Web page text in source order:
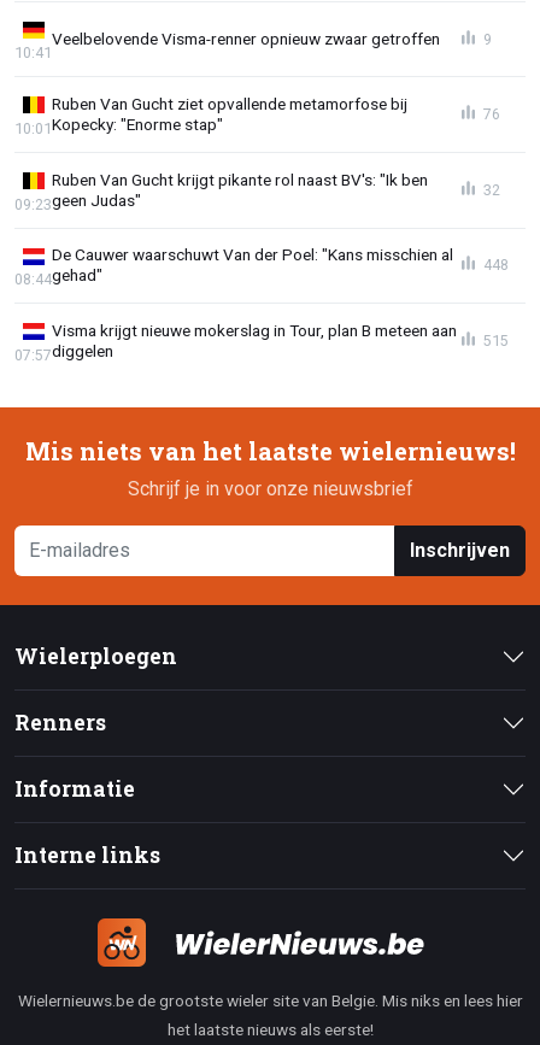
Veelbelovende Visma-renner opnieuw zwaar getroffen
10:41
9
Ruben Van Gucht ziet opvallende metamorfose bij
Kopecky: "Enorme stap"
10:01
76
Ruben Van Gucht krijgt pikante rol naast BV's: "Ik ben
geen Judas"
09:23
32
De Cauwer waarschuwt Van der Poel: "Kans misschien al
gehad"
08:44
448
Visma krijgt nieuwe mokerslag in Tour, plan B meteen aan
diggelen
07:57
515
Mis niets van het laatste wielernieuws!
Schrijf je in voor onze nieuwsbrief
Inschrijven
Wielerploegen
Renners
Informatie
Interne links
Wielernieuws.be de grootste wieler site van Belgie. Mis niks en lees hier
het laatste nieuws als eerste!